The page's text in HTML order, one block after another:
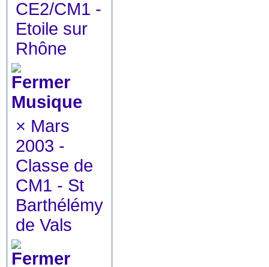
CE2/CM1 -
Etoile sur
Rhône
Musique
× Mars
2003 -
Classe de
CM1 - St
Barthélémy
de Vals